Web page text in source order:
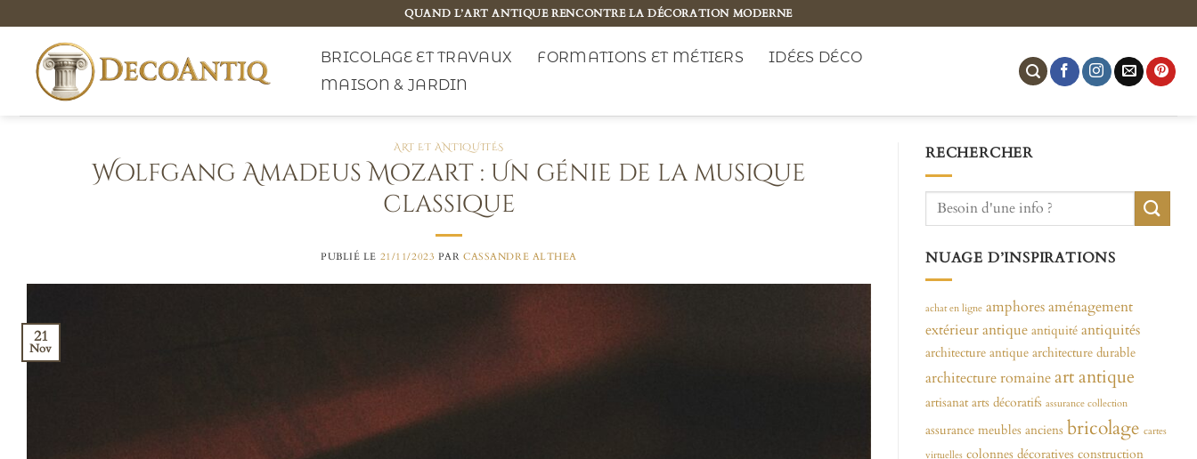
au
contenu
QUAND L’ART ANTIQUE RENCONTRE LA DÉCORATION MODERNE
BRICOLAGE ET TRAVAUX FORMATIONS ET MÉTIERS
IDÉES DÉCO
MAISON & JARDIN
ART ET ANTIQUITÉS
Wolfgang Amadeus Mozart : Un génie de la musique
classique
PUBLIÉ LE 21/11/2023 PARCASSANDRE ALTHEA
21
Nov
RECHERCHER
NUAGE D’INSPIRATIONS
achat en ligne amphoresaménagement
extérieurantique antiquité antiquités
architecture antique architecture durable
architecture romaineart antique
artisanat arts décoratifs assurance collection
assurance meubles anciens bricolage cartes
virtuelles colonnes décoratives construction